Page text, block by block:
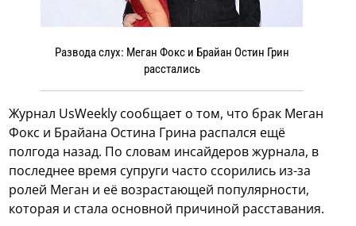
Развода слух: Меган Фокс и Брайан Остин Грин
расстались
Журнал UsWeekly сообщает о том, что брак Меган
Фокс и Брайана Остина Грина распался ещё
полгода назад. По словам инсайдеров журнала, в
последнее время супруги часто ссорились из-за
ролей Меган и её возрастающей популярности,
которая и стала основной причиной расставания.